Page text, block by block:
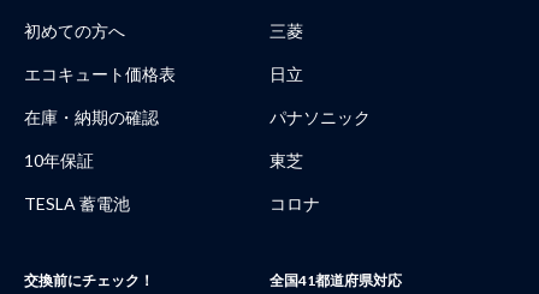
初めての方へ
エコキュート価格表
在庫・納期の確認
10年保証
TESLA 蓄電池
交換前にチェック！
三菱
日立
パナソニック
東芝
コロナ
全国41都道府県対応